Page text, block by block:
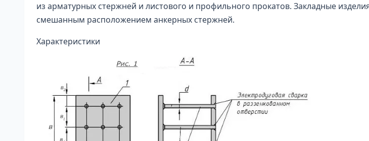
из арматурных стержней и листового и профильного прокатов. Закладные
смешанным расположением анкерных стержней.
Характеристики